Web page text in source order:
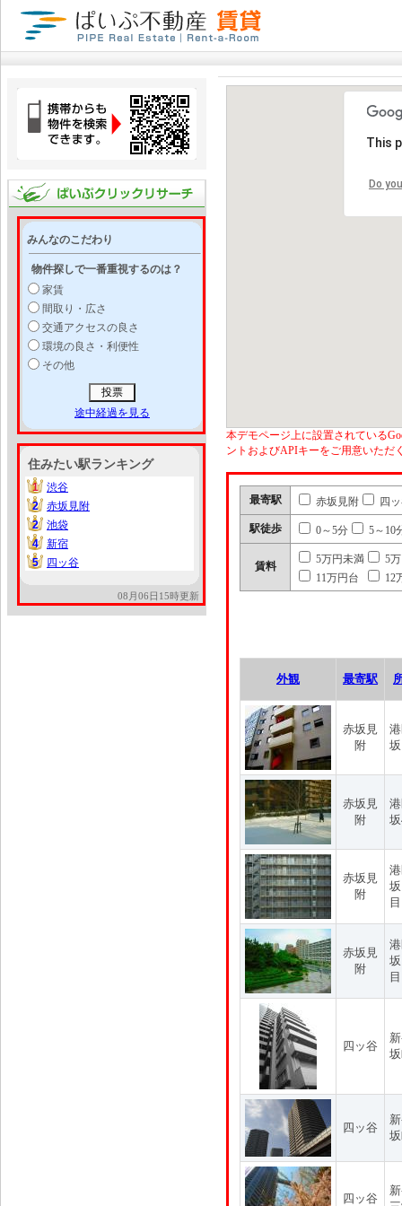
みんなのこだわり
物件探しで一番重視するのは？
家賃
間取り・広さ
交通アクセスの良さ
環境の良さ・利便性
その他
途中経過を見る
住みたい駅ランキング
1
1
渋谷
2
2
赤坂見附
2
2
池袋
4
4
新宿
5
5 四ッ谷
08月06日15時更新
This
Do
本デモページ上に設置されている
ントおよびAPIキーをご用意いただ
最寄駅 赤坂見附 四
駅徒歩 0～5分 5～10
賃料
5万円未満
5
11万円台
12
外観 最寄駅
赤坂見
附
赤坂見
附
赤坂見
附
目
赤坂見
附
目
四ッ谷
四ッ谷
四ッ谷